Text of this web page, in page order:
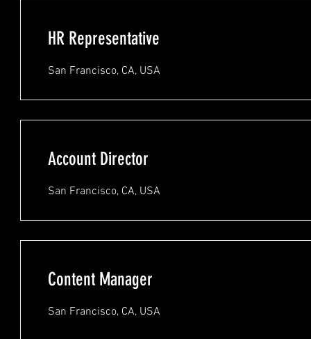
HR Representative
San Francisco, CA, USA
Account Director
San Francisco, CA, USA
Content Manager
San Francisco, CA, USA